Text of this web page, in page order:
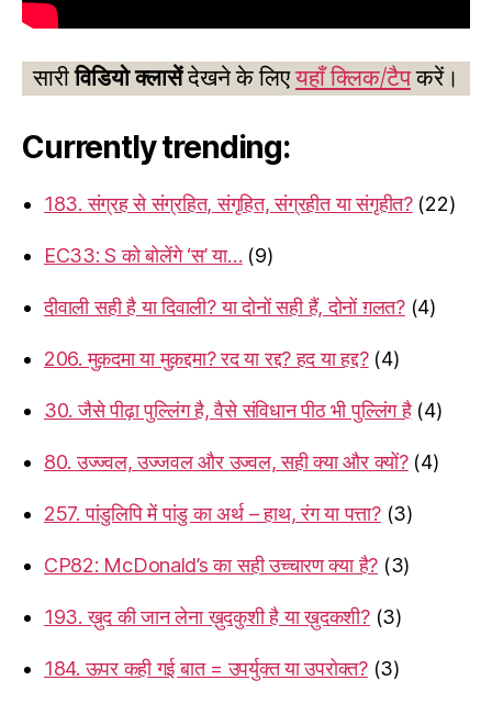
सारीविडियो क्लासेंदेखने के लिएयहाँ क्लिक/टैपकरें।
Currently trending:
183. संग्रह से संग्रहित, संगृहित, संग्रहीत या संगृहीत? (22)
EC33: S को बोलेंगे ‘स’ या… (9)
दीवाली सही है या दिवाली? या दोनों सही हैं, दोनों ग़लत? (4)
206. मुक़दमा या मुक़द्दमा? रद या रद्द? हद या हद्द? (4)
30. जैसे पीढ़ा पुल्लिंग है, वैसे संविधान पीठ भी पुल्लिंग है (4)
80. उज्ज्वल, उज्जवल और उज्वल, सही क्या और क्यों? (4)
257. पांडुलिपि में पांडु का अर्थ – हाथ, रंग या पत्ता? (3)
CP82: McDonald’s का सही उच्चारण क्या है? (3)
193. ख़ुद की जान लेना ख़ुदकुशी है या ख़ुदकशी? (3)
184. ऊपर कही गई बात = उपर्युक्त या उपरोक्त? (3)